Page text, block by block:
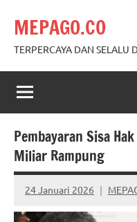
content
MEPAGO.CO
TERPERCAYA DAN SELALU
Pembayaran Sisa
Miliar Rampung
24 Januari 2026
No
comments